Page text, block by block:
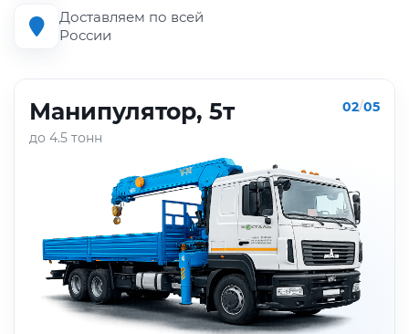
Доставляем по всей
России
Манипулятор, 5т
до 4.5 тонн
02/05